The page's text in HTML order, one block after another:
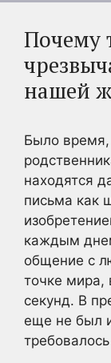
Почему
нашей
Было время,
находятся
письма как
каждым
общение с
точке мира,
секунд. В
еще не был